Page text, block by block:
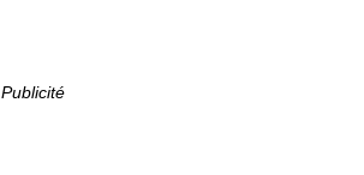
Publicité